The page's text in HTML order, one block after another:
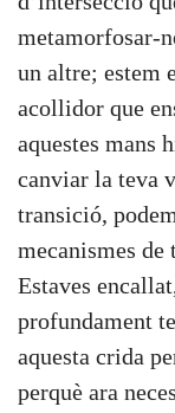
metamorfosar-
un altre; estem
acollidor que
aquestes mans
canviar la teva
transició,
mecanismes de
Estaves
profundament
aquesta crida
perquè ara